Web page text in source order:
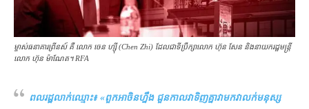
ម្ចាស់​ធនាគារ​ព្រីនស៍ គឺ លោក ចេន ហ្ស៊ី (Chen Zhi) ដែលជាទីប្រឹក្សា​លោក ហ៊ុន សែន និង​នាយករដ្ឋមន្ត្រី
លោក ហ៊ុន ម៉ាណែត។ RFA
ពលរដ្ឋ​លាក់​ឈ្មោះ៖ «ពួក​អាចិន​ហ្នឹង ជួនកាល​វា​ទិញ​គ្នា​វា​មក​វា​លក់​មនុស្ស